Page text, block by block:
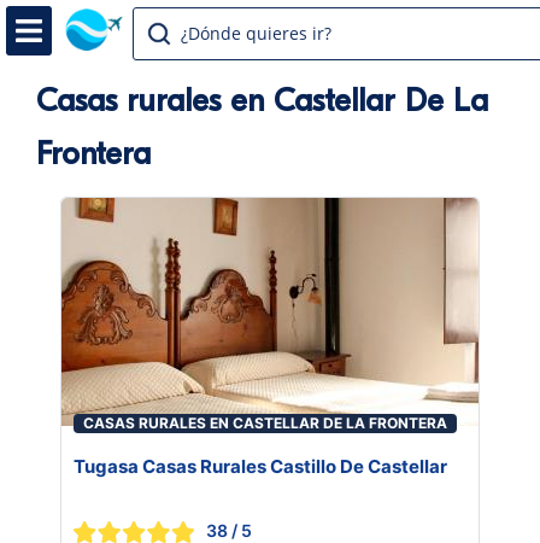
¿Dónde quieres ir?
Casas rurales en Castellar De La
Frontera
CASAS RURALES EN CASTELLAR DE LA FRONTERA
Tugasa Casas Rurales Castillo De Castellar
38 / 5